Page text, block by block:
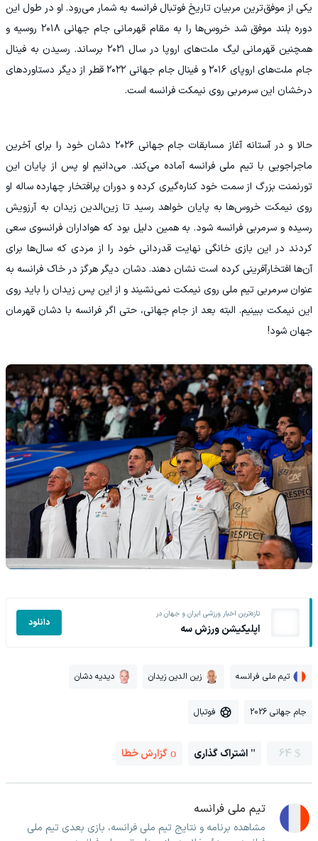
یکی از موفق‌ترین مربیان تاریخ فوتبال فرانسه به شمار می‌رود. او در طول این
دوره بلند موفق شد خروس‌ها را به مقام قهرمانی جام جهانی ۲۰۱۸ روسیه و
همچنین قهرمانی لیگ ملت‌های اروپا در سال ۲۰۲۱ برساند. رسیدن به فینال
جام ملت‌های اروپای ۲۰۱۶ و فینال جام جهانی ۲۰۲۲ قطر از دیگر دستاوردهای
درخشان این سرمربی روی نیمکت فرانسه است.
‫حالا و در آستانه آغاز مسابقات جام جهانی ۲۰۲۶ دشان خود را برای آخرین
ماجراجویی با تیم ملی فرانسه آماده می‌کند. می‌دانیم او پس از پایان این
تورنمنت بزرگ از سمت خود کناره‌گیری کرده و دوران پرافتخار چهارده ساله او
روی نیمکت خروس‌ها به پایان خواهد رسید تا زین‌الدین زیدان به آرزویش
رسیده و سرمربی فرانسه شود. به همین دلیل بود که هواداران فرانسوی سعی
کردند در این بازی خانگی نهایت قدردانی خود را از مردی که سال‌ها برای
آن‌ها افتخارآفرینی کرده است نشان دهند. دشان دیگر هرگز در خاک فرانسه به
عنوان سرمربی تیم ملی روی نیمکت نمی‌نشیند و از این پس زیدان را باید روی
این نیمکت ببینیم. البته بعد از جام جهانی، حتی اگر فرانسه با دشان قهرمان
جهان شود!
تازه‌ترین اخبار ورزشی ایران و جهان در
اپلیکیشن ورزش سه دانلود
تیم ملی فرانسه زین الدین زیدان دیدیه دشان
جام جهانی 2026 فوتبال
64 اشتراک گذاری گزارش خطا
تیم ملی فرانسه
مشاهده برنامه و نتایج تیم ملی فرانسه، بازی بعدی تیم ملی